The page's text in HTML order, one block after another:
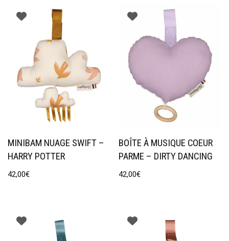
MINIBAM NUAGE SWIFT –
HARRY POTTER
42,00€
BOÎTE À MUSIQUE COEUR
PARME – DIRTY DANCING
42,00€